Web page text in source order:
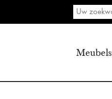
Meubels